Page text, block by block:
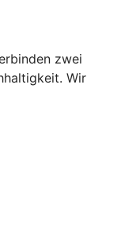
zwei
Wir